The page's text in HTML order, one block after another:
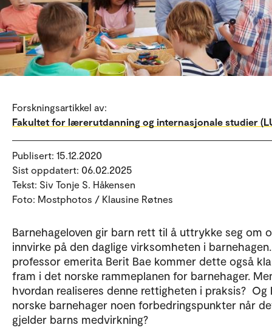
Forskningsartikkel av:
Fakultet for lærerutdanning og internasjonale studier
Publisert: 15.12.2020
Sist oppdatert: 06.02.2025
Tekst: Siv Tonje S. Håkensen
Foto: Mostphotos / Klausine Røtnes
Barnehageloven gir barn rett til å uttrykke seg om
innvirke på den daglige virksomheten i
professor emerita Berit Bae kommer dette også
fram i det norske rammeplanen for barnehager.
hvordan realiseres denne rettigheten i praksis? Og
norske barnehager noen forbedringspunkter når
gjelder barns medvirkning?